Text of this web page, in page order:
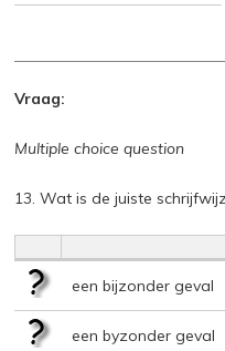
Vraag:
Multiple choice question
13. Wat is de juiste
een bijzonder geval
een byzonder geval